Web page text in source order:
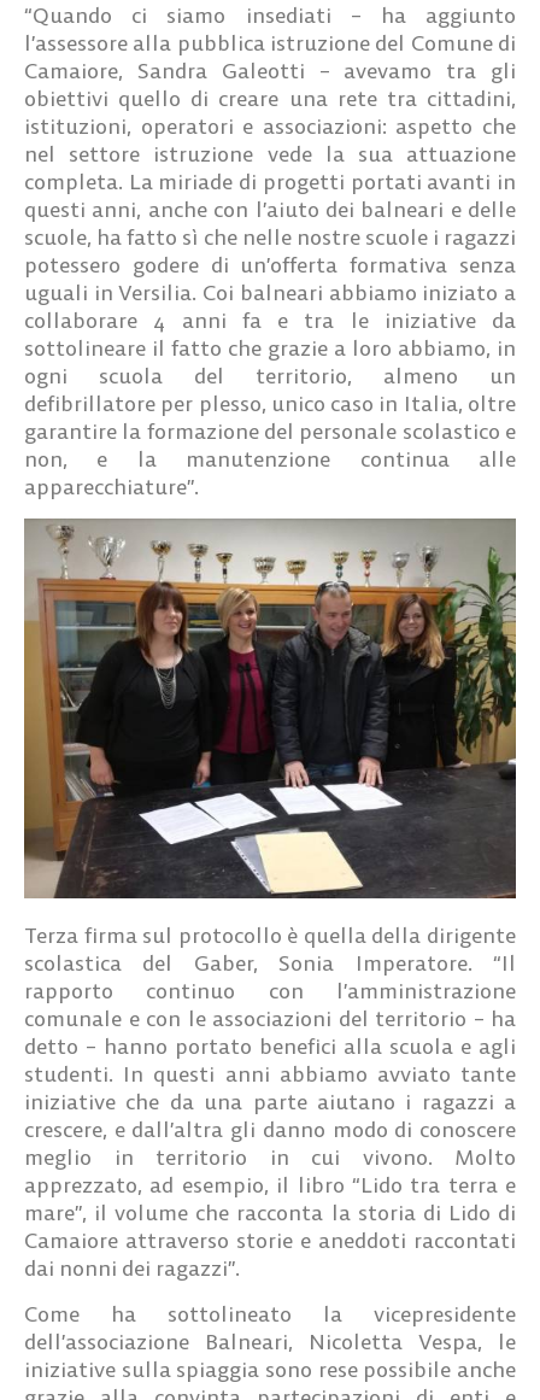
“Quando ci siamo insediati – ha aggiunto
l’assessore alla pubblica istruzione del Comune di
Camaiore, Sandra Galeotti – avevamo tra gli
obiettivi quello di creare una rete tra cittadini,
istituzioni, operatori e associazioni: aspetto che
nel settore istruzione vede la sua attuazione
completa. La miriade di progetti portati avanti in
questi anni, anche con l’aiuto dei balneari e delle
scuole, ha fatto sì che nelle nostre scuole i ragazzi
potessero godere di un’offerta formativa senza
uguali in Versilia. Coi balneari abbiamo iniziato a
collaborare 4 anni fa e tra le iniziative da
sottolineare il fatto che grazie a loro abbiamo, in
ogni scuola del territorio, almeno un
defibrillatore per plesso, unico caso in Italia, oltre
garantire la formazione del personale scolastico e
non, e la manutenzione continua alle
apparecchiature”.
Terza firma sul protocollo è quella della dirigente
scolastica del Gaber, Sonia Imperatore. “Il
rapporto continuo con l’amministrazione
comunale e con le associazioni del territorio – ha
detto – hanno portato benefici alla scuola e agli
studenti. In questi anni abbiamo avviato tante
iniziative che da una parte aiutano i ragazzi a
crescere, e dall’altra gli danno modo di conoscere
meglio in territorio in cui vivono. Molto
apprezzato, ad esempio, il libro “Lido tra terra e
mare”, il volume che racconta la storia di Lido di
Camaiore attraverso storie e aneddoti raccontati
dai nonni dei ragazzi”.
Come ha sottolineato la vicepresidente
dell’associazione Balneari, Nicoletta Vespa, le
iniziative sulla spiaggia sono rese possibile anche